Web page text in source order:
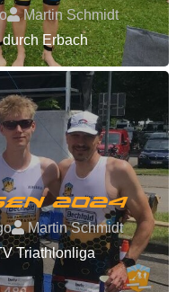
Martin Schmidt
Erbach
2024
Martin Schmidt
Triathlonliga